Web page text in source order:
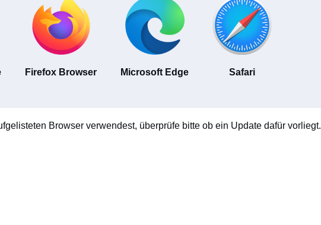
Firefox Browser Microsoft Edge Safari
Browser verwendest, überprüfe bitte ob ein Update dafür vorliegt.